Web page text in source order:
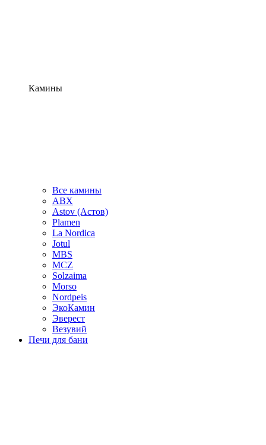
Камины
Все камины
ABX
Astov (Астов)
Plamen
La Nordica
Jotul
MBS
MCZ
Solzaima
Morso
Nordpeis
ЭкоКамин
Эверест
Везувий
Печи для бани